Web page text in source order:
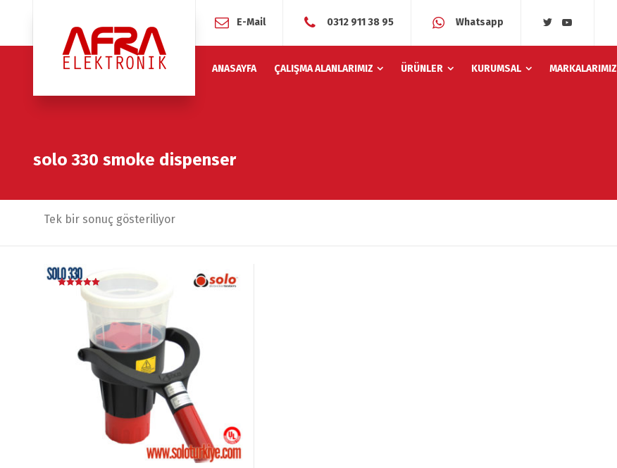
E-Mail 0312 911 38 95 Whatsapp
ANASAYFA ÇALIŞMA ALANLARIMIZ ÜRÜNLER KURUMSAL MARKALARIMIZ
solo 330 smoke dispenser
Tek bir sonuç gösteriliyor
İndirim!
5 üzerinden